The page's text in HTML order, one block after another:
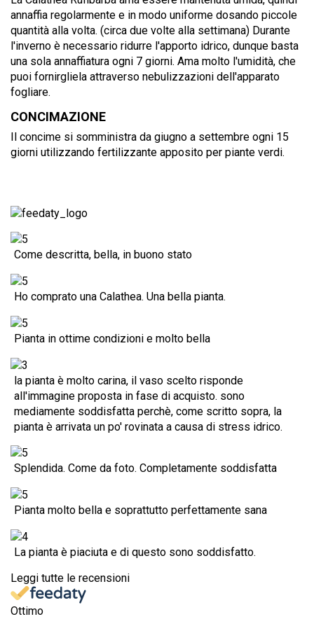
annaffia regolarmente e in modo uniforme dosando piccole
quantità alla volta. (circa due volte alla settimana) Durante
l'inverno è necessario ridurre l'apporto idrico, dunque basta
una sola annaffiatura ogni 7 giorni. Ama molto l'umidità, che
puoi fornirgliela attraverso nebulizzazioni dell'apparato
fogliare.
CONCIMAZIONE
Il concime si somministra da giugno a settembre ogni 15
giorni utilizzando fertilizzante apposito per piante verdi.
Come descritta, bella, in buono stato
Ho comprato una Calathea. Una bella pianta.
Pianta in ottime condizioni e molto bella
la pianta è molto carina, il vaso scelto risponde
all'immagine proposta in fase di acquisto. sono
mediamente soddisfatta perchè, come scritto sopra, la
pianta è arrivata un po' rovinata a causa di stress idrico.
Splendida. Come da foto. Completamente soddisfatta
Pianta molto bella e soprattutto perfettamente sana
La pianta è piaciuta e di questo sono soddisfatto.
Leggi tutte le recensioni
Ottimo